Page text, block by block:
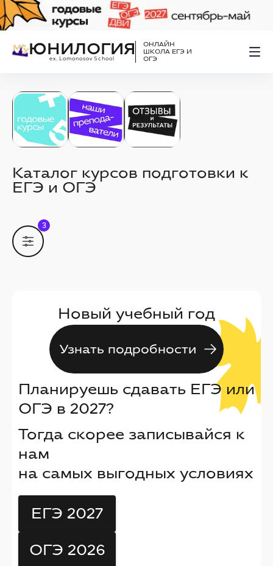
ЮНИЛОГИЯ
ex. Lomonosov School
ОНЛАЙН
ШКОЛА ЕГЭ И
ОГЭ
Каталог курсов подготовки к
ЕГЭ и ОГЭ
3
Новый учебный год
Узнать подробности
Планируешь сдавать ЕГЭ или
ОГЭ в 2027?
Тогда скорее записывайся к
нам
на самых выгодных условиях
ЕГЭ 2027
ОГЭ 2026